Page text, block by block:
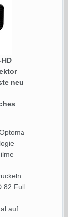
neu
82 Full
auf